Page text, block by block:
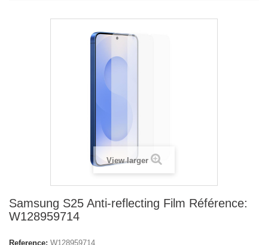
View larger
Samsung S25 Anti-reflecting Film Référence:
W128959714
Reference: W128959714